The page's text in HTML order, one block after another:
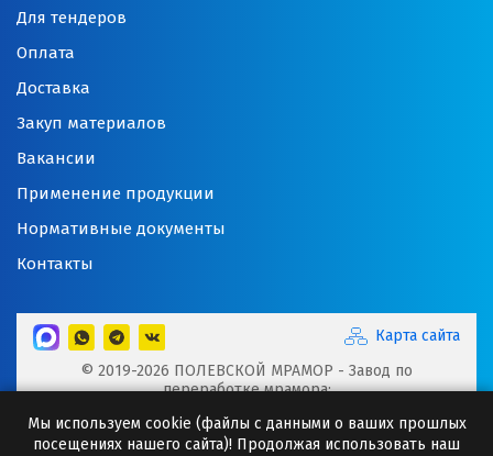
Для тендеров
Оплата
Доставка
Закуп материалов
Вакансии
Применение продукции
Нормативные документы
Контакты
Карта сайта
© 2019-2026 ПОЛЕВСКОЙ МРАМОР - Завод по
переработке мрамора:
Минеральные порошки, Добавки для буровых растворов
Мы используем cookie (файлы с данными о ваших прошлых
посещениях нашего сайта)! Продолжая использовать наш